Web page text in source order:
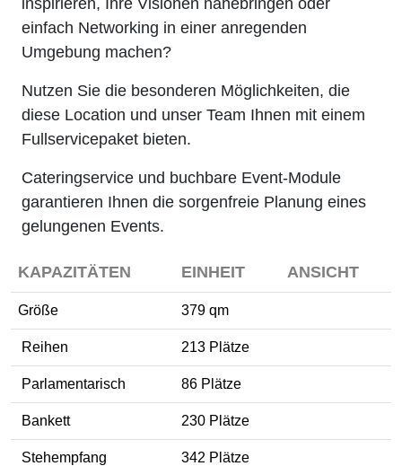
inspirieren, Ihre Visionen nahebringen oder
einfach Networking in einer anregenden
Umgebung machen?
Nutzen Sie die besonderen Möglichkeiten, die
diese Location und unser Team Ihnen mit einem
Fullservicepaket bieten.
Cateringservice und buchbare Event-Module
garantieren Ihnen die sorgenfreie Planung eines
gelungenen Events.
KAPAZITÄTEN EINHEIT ANSICHT
Größe 379 qm
Reihen 213 Plätze
Parlamentarisch 86 Plätze
Bankett 230 Plätze
Stehempfang 342 Plätze